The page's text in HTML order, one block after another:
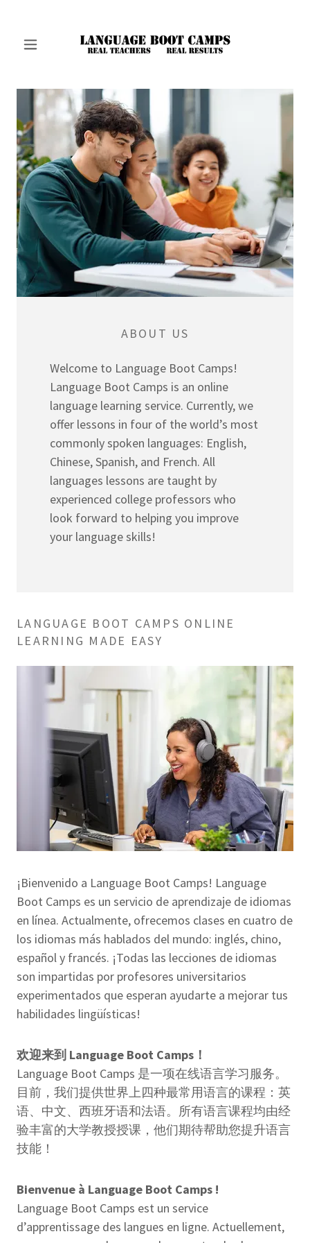
ABOUT US
Welcome to Language Boot Camps!
Language Boot Camps is an online
language learning service. Currently, we
offer lessons in four of the world’s most
commonly spoken languages: English,
Chinese, Spanish, and French. All
languages lessons are taught by
experienced college professors who
look forward to helping you improve
your language skills!
LANGUAGE BOOT CAMPS ONLINE
LEARNING MADE EASY
¡Bienvenido a Language Boot Camps! Language
Boot Camps es un servicio de aprendizaje de idiomas
en línea. Actualmente, ofrecemos clases en cuatro de
los idiomas más hablados del mundo: inglés, chino,
español y francés. ¡Todas las lecciones de idiomas
son impartidas por profesores universitarios
experimentados que esperan ayudarte a mejorar tus
habilidades lingüísticas!
欢迎来到 Language Boot Camps！
Language Boot Camps 是一项在线语言学习服务。
目前，我们提供世界上四种最常用语言的课程：英
语、中文、西班牙语和法语。所有语言课程均由经
验丰富的大学教授授课，他们期待帮助您提升语言
技能！
Bienvenue à Language Boot Camps !
Language Boot Camps est un service
d’apprentissage des langues en ligne. Actuellement,